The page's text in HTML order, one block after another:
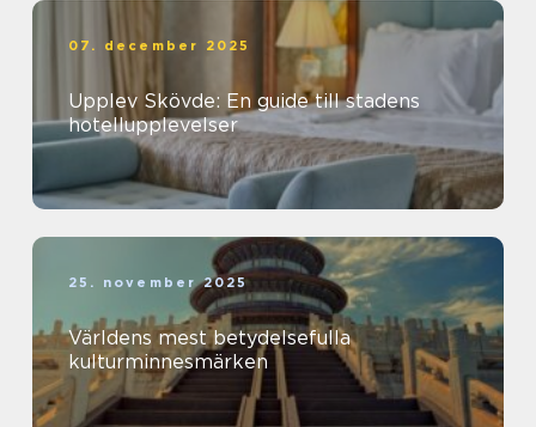
07. december 2025
Upplev Skövde: En guide till stadens
hotellupplevelser
25. november 2025
Världens mest betydelsefulla
kulturminnesmärken